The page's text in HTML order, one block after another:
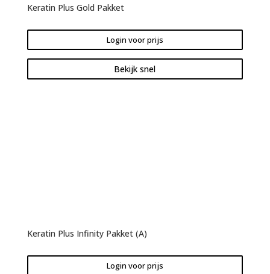
Keratin Plus Gold Pakket
Login voor prijs
Bekijk snel
Keratin Plus Infinity Pakket (A)
Login voor prijs